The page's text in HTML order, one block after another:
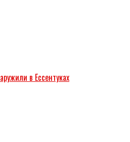
в Ессентуках